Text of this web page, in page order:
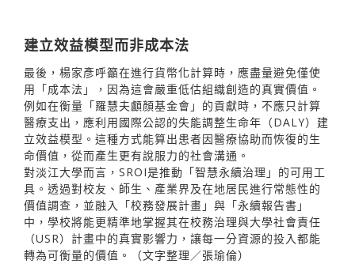
建立效益模型而非成本法
最後，楊家彥呼籲在進行貨幣化計算時，應盡量避免僅使
用「成本法」，因為這會嚴重低估組織創造的真實價值。
例如在衡量「羅慧夫顱顏基金會」的貢獻時，不應只計算
醫療支出，應利用國際公認的失能調整生命年（DALY）建
立效益模型。這種方式能算出患者因醫療協助而恢復的生
命價值，從而產生更有說服力的社會溝通。
對淡江大學而言，SROI是推動「智慧永續治理」的可用工
具。透過對校友、師生、產業界及在地居民進行常態性的
價值調查，並融入「校務發展計畫」與「永續報告書」
中，學校將能更精準地掌握其在校務治理與大學社會責任
（USR）計畫中的真實影響力，讓每一分資源的投入都能
轉為可衡量的價值。（文字整理／張瑜倫）